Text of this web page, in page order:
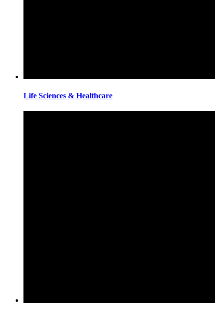
Life Sciences & Healthcare